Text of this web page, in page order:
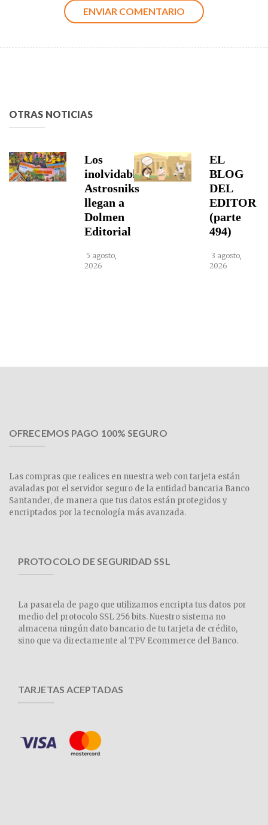
OTRAS NOTICIAS
Los
inolvidables
Astrosniks
llegan a
Dolmen
Editorial
5 agosto,
2026
EL
BLOG
DEL
EDITOR
(parte
494)
3 agosto,
2026
OFRECEMOS PAGO 100% SEGURO
Las compras que realices en nuestra web con tarjeta están
avaladas por el servidor seguro de la entidad bancaria Banco
Santander, de manera que tus datos están protegidos y
encriptados por la tecnología más avanzada.
PROTOCOLO DE SEGURIDAD SSL
La pasarela de pago que utilizamos encripta tus datos por
medio del protocolo SSL 256 bits. Nuestro sistema no
almacena ningún dato bancario de tu tarjeta de crédito,
sino que va directamente al TPV Ecommerce del Banco.
TARJETAS ACEPTADAS